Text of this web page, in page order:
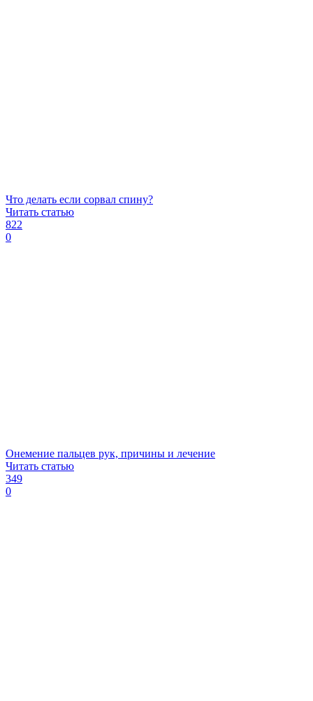
Что делать если сорвал спину?
Читать статью
822
0
Онемение пальцев рук, причины и лечение
Читать статью
349
0